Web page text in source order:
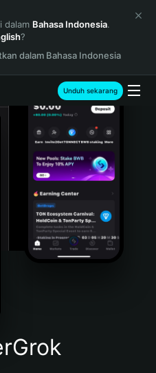
dalam Bahasa Indonesia.
?
dalam Bahasa Indonesia
Unduh sekarang